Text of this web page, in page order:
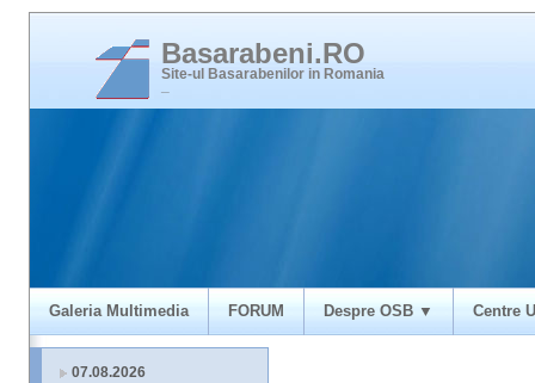
Basarabeni.RO
Site-ul Basarabenilor in Romania
Galeria Multimedia FORUM Despre OSB ▼ Centre
07.08.2026